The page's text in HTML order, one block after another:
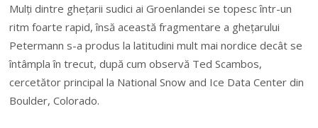
Mulţi dintre gheţarii sudici ai Groenlandei se topesc într-un
ritm foarte rapid, însă această fragmentare a gheţarului
Petermann s-a produs la latitudini mult mai nordice decât se
întâmpla în trecut, după cum observă Ted Scambos,
cercetător principal la National Snow and Ice Data Center din
Boulder, Colorado.